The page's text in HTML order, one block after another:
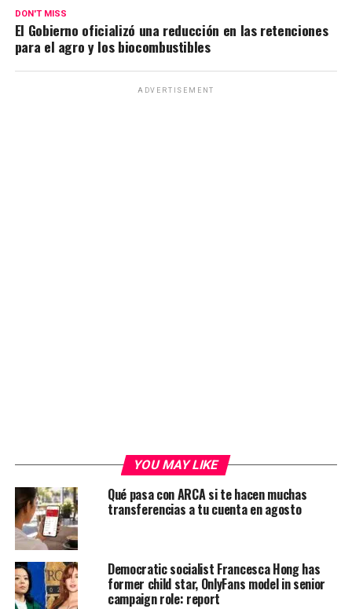
DON'T MISS
El Gobierno oficializó una reducción en las retenciones
para el agro y los biocombustibles
ADVERTISEMENT
YOU MAY LIKE
Qué pasa con ARCA si te hacen muchas
transferencias a tu cuenta en agosto
Democratic socialist Francesca Hong has
former child star, OnlyFans model in senior
campaign role: report